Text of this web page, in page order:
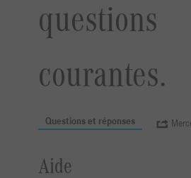
questions
courantes.
Questions et réponses
Aide